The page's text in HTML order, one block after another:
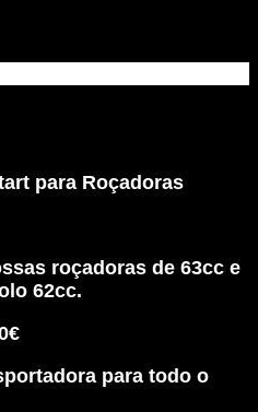
para Roçadoras
roçadoras de 63cc e
62cc.
para todo o